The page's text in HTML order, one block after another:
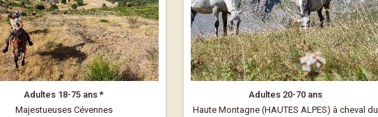
Adultes 18-75 ans *
Majestueuses Cévennes
Adultes 20-70 ans
Haute Montagne (HAUTES ALPES) à cheval du